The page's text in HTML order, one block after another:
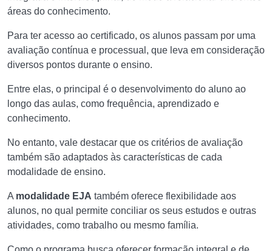
áreas do conhecimento.
Para ter acesso ao certificado, os alunos passam por uma
avaliação contínua e processual, que leva em consideração
diversos pontos durante o ensino.
Entre elas, o principal é o desenvolvimento do aluno ao
longo das aulas, como frequência, aprendizado e
conhecimento.
No entanto, vale destacar que os critérios de avaliação
também são adaptados às características de cada
modalidade de ensino.
A modalidade EJA também oferece flexibilidade aos
alunos, no qual permite conciliar os seus estudos e outras
atividades, como trabalho ou mesmo família.